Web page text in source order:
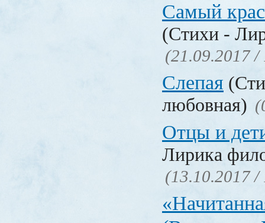
Самый
(Стихи -
(21.09.2017 /
Слепая
любовная)
Отцы и
Лирика
(13.10.2017 /